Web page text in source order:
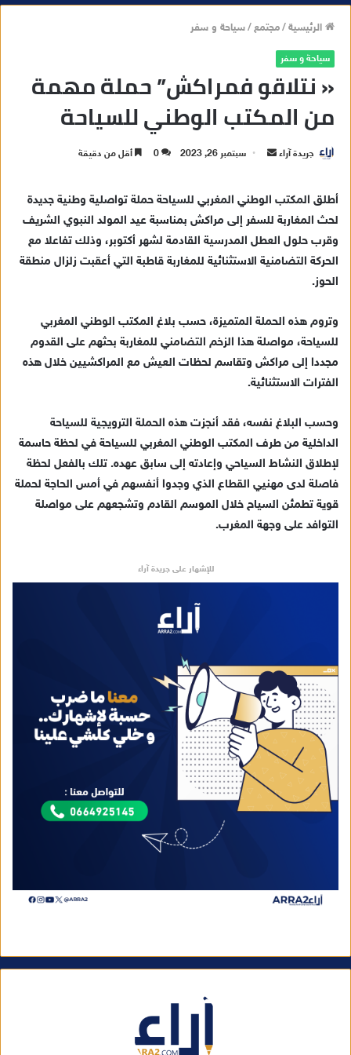
الرئيسية/مجتمع/سياحة و سفر
سياحة و سفر
« نتلاقو فمراكش” حملة مهمة
من المكتب الوطني للسياحة
جريدة آراء
ي
إ
ل
ك
ت
و
ن
سبتمبر 26, 2023 0 أقل من دقيقة
أطلق المكتب الوطني المغربي للسياحة حملة تواصلية وطنية جديدة
لحث المغاربة للسفر إلى مراكش بمناسبة عيد المولد النبوي الشريف
وقرب حلول العطل المدرسية القادمة لشهر أكتوبر، وذلك تفاعلا مع
الحركة التضامنية الاستثنائية للمغاربة قاطبة التي أعقبت زلزال منطقة
الحوز.
وتروم هذه الحملة المتميزة، حسب بلاغ المكتب الوطني المغربي
للسياحة، مواصلة هذا الزخم التضامني للمغاربة بحثهم على القدوم
مجددا إلى مراكش وتقاسم لحظات العيش مع المراكشيين خلال هذه
الفترات الاستثنائية.
وحسب البلاغ نفسه، فقد أنجزت هذه الحملة الترويجية للسياحة
الداخلية من طرف المكتب الوطني المغربي للسياحة في لحظة حاسمة
لإطلاق النشاط السياحي وإعادته إلى سابق عهده. تلك بالفعل لحظة
فاصلة لدى مهنيي القطاع الذي وجدوا أنفسهم في أمس الحاجة لحملة
قوية تطمئن السياح خلال الموسم القادم وتشجعهم على مواصلة
التوافد على وجهة المغرب.
للإشهار على جريدة آراء